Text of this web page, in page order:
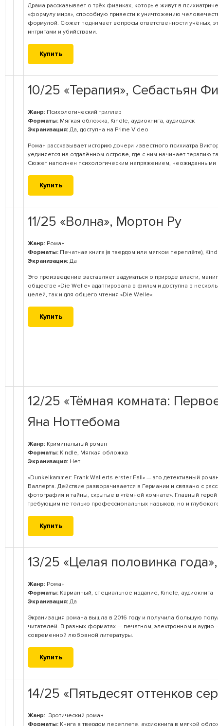
Драма рассказывает о трёх физиках, которые живут в
«формулу мира», способную привести к уничтожению
формулой. Сюжет поднимает вопросы ответственности учёных,
интригами и убийствами.
Купить
10/25 «Терапия», Себастьян
Жанр: Психологический триллер
Форматы: Мягкая обложка, Kindle, аудиокнига, аудиодиск
Экранизация: Да, доступна на Prime Video
Роман рассказывает историю дочери известного психиатра
уединяется на отдалённом острове, где с ним начинает
Сюжет наполнен психологическим напряжением, неожиданными
Купить
11/25 «Волна», Мортон Ру
Жанр: Роман
Форматы: Печатная книга (в твердом или мягком переплёте),
Экранизация: Да
Это произведение заставляет задуматься о природе власти,
обществе «Die Welle» адаптирована в фильм и доступна в
целей, так и для общего чтения «Die Welle» .
Купить
12/25 «Тёмная комната:
Яна Ноттебома
Жанр: Криминальный роман
Форматы: Kindle, Мягкая обложка
Экранизация: Нет
«Dunkelkammer: Frank Wallerts erster Fall» — это детективный
Валлерта. Действие разворачивается в Германии и связано с
фотография и тайны, скрытые в «тёмной комнате». Главный
требующим не только профессиональных навыков, но и
Купить
13/25 «Целая половинка
Жанр: Роман
Форматы: Карманный, специальное издание, Kindle, аудиокнига
Экранизация: Да
Экранизация романа вышла в 2016 году и получила большую
читателей. В разных форматах — печатном, электронном и
современной любовной литературы.
Купить
14/25 «Пятьдесят оттенков
Жанр: Эротический роман
Форматы: Книга в твердом переплете, аудиокнига в мягкой